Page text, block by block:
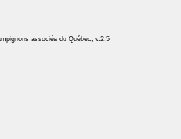
associés du Québec, v.2.5